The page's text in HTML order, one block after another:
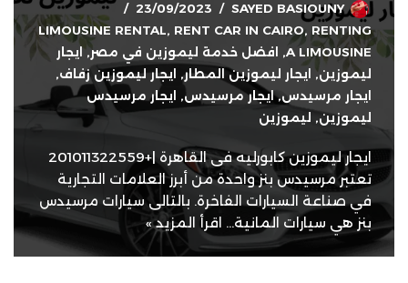
SAYED BASIOUNY
23/09/2023
LIMOUSINE RENTAL, RENT CAR IN CAIRO, RENTING
A LIMOUSINE
, افضل خدمة ليموزين في مصر, ايجار
ليموزين, ايجار ليموزين المطار, ايجار ليموزين زفاف,
ايجار مرسيدس,ايجار مرسيدس,
ايجار مرسيدس
ليموزين, ليموزين
ايجار ليموزين كابورليه فى القاهرة |+201011322559
تعتبر مرسيدس بنز واحدة من أبرز العلامات التجارية
في صناعة السيارات الفاخرة. بالتالى سيارات مرسيدس
بنز هي سيارات المانية… اقرأ المزيد »